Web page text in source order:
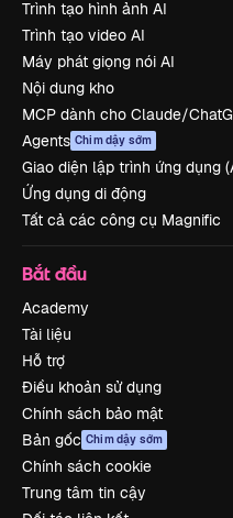
Trình tạo hình ảnh AI
Trình tạo video AI
Máy phát giọng nói AI
Nội dung kho
MCP dành cho Claude/
Agents Chim dậy sớm
Giao diện lập trình ứng dụng
Ứng dụng di động
Tất cả các công cụ Magnific
Bắt đầu
Academy
Tài liệu
Hỗ trợ
Điều khoản sử dụng
Chính sách bảo mật
Bản gốc Chim dậy sớm
Chính sách cookie
Trung tâm tin cậy